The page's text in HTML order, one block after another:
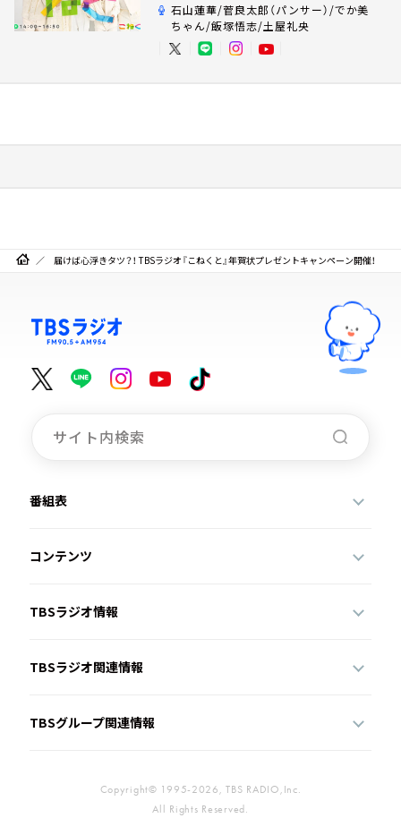
石山蓮華/菅良太郎（パンサー）/でか美
ちゃん/飯塚悟志/土屋礼央
届けば心浮きタツ？！ TBSラジオ『こねくと』年賀状プレゼントキャンペーン開催！
番組表
コンテンツ
TBSラジオ情報
TBSラジオ関連情報
TBSグループ関連情報
Copyright© 1995-2026, TBS RADIO,Inc.
All Rights Reserved.